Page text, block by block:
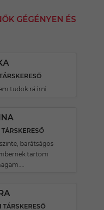
GÉGÉNYEN ÉS
tudok rá irni
barátságos
tartom